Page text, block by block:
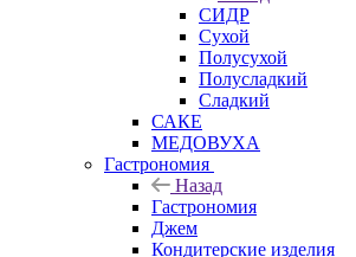
СИДР
Сухой
Полусухой
Полусладкий
Сладкий
САКЕ
МЕДОВУХА
Гастрономия
Назад
Гастрономия
Джем
Кондитерские изделия